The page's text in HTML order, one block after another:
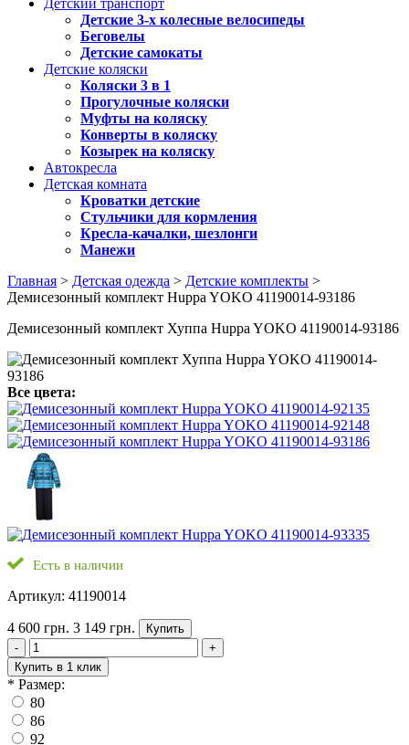
Детский транспорт
Детские 3-х колесные велосипеды
Беговелы
Детские самокаты
Детские коляски
Коляски 3 в 1
Прогулочные коляски
Муфты на коляску
Конверты в коляску
Козырек на коляску
Автокресла
Детская комната
Кроватки детские
Стульчики для кормления
Кресла-качалки, шезлонги
Манежи
Главная > Детская одежда > Детские комплекты >
Демисезонный комплект Huppa YOKO 41190014-93186
Демисезонный комплект Хуппа Huppa YOKO 41190014-93186
Все цвета:
Есть в наличии
Артикул: 41190014
4 600 грн. 3 149 грн.
Купить
-
+
Купить в 1 клик
* Размер:
80
86
92